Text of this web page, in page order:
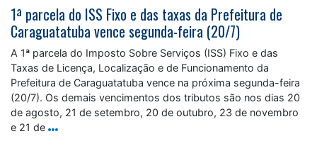
1ª parcela do ISS Fixo e das taxas da Prefeitura de
Caraguatatuba vence segunda-feira (20/7)
A 1ª parcela do Imposto Sobre Serviços (ISS) Fixo e das
Taxas de Licença, Localização e de Funcionamento da
Prefeitura de Caraguatatuba vence na próxima segunda-feira
(20/7). Os demais vencimentos dos tributos são nos dias 20
de agosto, 21 de setembro, 20 de outubro, 23 de novembro
e 21 de